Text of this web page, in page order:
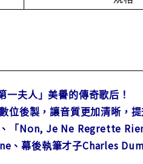
夫人」美譽的傳奇歌后！
後製，讓音質更加清晰，提
「Non, Je Ne Regrette
、幕後執筆才子Charles